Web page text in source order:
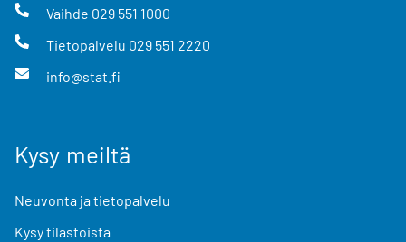
Vaihde 029 551 1000
Tietopalvelu 029 551 2220
info@stat.fi
Kysy meiltä
Neuvonta ja tietopalvelu
Kysy tilastoista